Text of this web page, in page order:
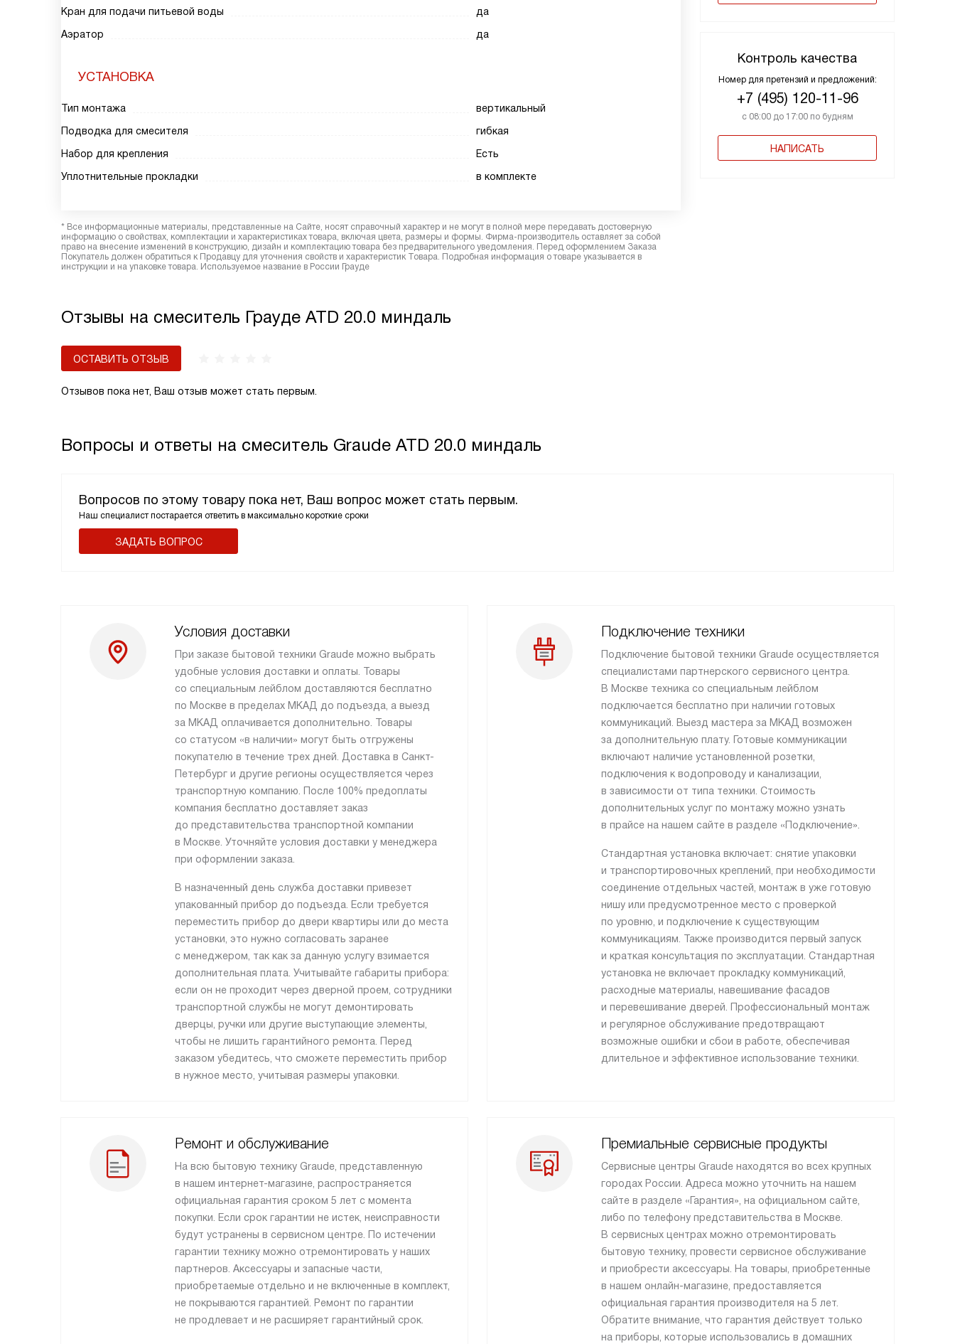
Контроль качества
Номер для претензий и предложений:
+7 (495) 120-11-96
с 08:00 до 17:00 по будням
НАПИСАТЬ
Кран для подачи питьевой воды
да
Аэратор
да
УСТАНОВКА
Тип монтажа
вертикальный
Подводка для смесителя
гибкая
Набор для крепления
Есть
Уплотнительные прокладки
в комплекте
* Все информационные материалы, представленные на Сайте, носят справочный характер и не могут в полной мере передавать достоверную
информацию о свойствах, комплектации и характеристиках товара, включая цвета, размеры и формы. Фирма-производитель оставляет за собой
право на внесение изменений в конструкцию, дизайн и комплектацию товара без предварительного уведомления. Перед оформлением Заказа
Покупатель должен обратиться к Продавцу для уточнения свойств и характеристик Товара. Подробная информация о товаре указывается в
инструкции и на упаковке товара. Используемое название в России Грауде
Отзывы на смеситель Грауде ATD 20.0 миндаль
ОСТАВИТЬ ОТЗЫВ
Отзывов пока нет, Ваш отзыв может стать первым.
Вопросы и ответы на смеситель Graude ATD 20.0 миндаль
Вопросов по этому товару пока нет, Ваш вопрос может стать первым.
Наш специалист постарается ответить в максимально короткие сроки
ЗАДАТЬ ВОПРОС
Условия доставки
При заказе бытовой техники Graude можно выбрать
удобные условия доставки и оплаты. Товары
со специальным лейблом доставляются бесплатно
по Москве в пределах МКАД до подъезда, а выезд
за МКАД оплачивается дополнительно. Товары
со статусом «в наличии» могут быть отгружены
покупателю в течение трех дней. Доставка в Санкт-
Петербург и другие регионы осуществляется через
транспортную компанию. После 100% предоплаты
компания бесплатно доставляет заказ
до представительства транспортной компании
в Москве. Уточняйте условия доставки у менеджера
при оформлении заказа.
В назначенный день служба доставки привезет
упакованный прибор до подъезда. Если требуется
переместить прибор до двери квартиры или до места
установки, это нужно согласовать заранее
с менеджером, так как за данную услугу взимается
дополнительная плата. Учитывайте габариты прибора:
если он не проходит через дверной проем, сотрудники
транспортной службы не могут демонтировать
дверцы, ручки или другие выступающие элементы,
чтобы не лишить гарантийного ремонта. Перед
заказом убедитесь, что сможете переместить прибор
в нужное место, учитывая размеры упаковки.
Подключение техники
Подключение бытовой техники Graude осуществляется
специалистами партнерского сервисного центра.
В Москве техника со специальным лейблом
подключается бесплатно при наличии готовых
коммуникаций. Выезд мастера за МКАД возможен
за дополнительную плату. Готовые коммуникации
включают наличие установленной розетки,
подключения к водопроводу и канализации,
в зависимости от типа техники. Стоимость
дополнительных услуг по монтажу можно узнать
в прайсе на нашем сайте в разделе «Подключение».
Стандартная установка включает: снятие упаковки
и транспортировочных креплений, при необходимости
соединение отдельных частей, монтаж в уже готовую
нишу или предусмотренное место с проверкой
по уровню, и подключение к существующим
коммуникациям. Также производится первый запуск
и краткая консультация по эксплуатации. Стандартная
установка не включает прокладку коммуникаций,
расходные материалы, навешивание фасадов
и перевешивание дверей. Профессиональный монтаж
и регулярное обслуживание предотвращают
возможные ошибки и сбои в работе, обеспечивая
длительное и эффективное использование техники.
Ремонт и обслуживание
На всю бытовую технику Graude, представленную
в нашем интернет-магазине, распространяется
официальная гарантия сроком 5 лет с момента
покупки. Если срок гарантии не истек, неисправности
будут устранены в сервисном центре. По истечении
гарантии технику можно отремонтировать у наших
партнеров. Аксессуары и запасные части,
приобретаемые отдельно и не включенные в комплект,
не покрываются гарантией. Ремонт по гарантии
не продлевает и не расширяет гарантийный срок.
Премиальные сервисные продукты
Сервисные центры Graude находятся во всех крупных
городах России. Адреса можно уточнить на нашем
сайте в разделе «Гарантия», на официальном сайте,
либо по телефону представительства в Москве.
В сервисных центрах можно отремонтировать
бытовую технику, провести сервисное обслуживание
и приобрести аксессуары. На товары, приобретенные
в нашем онлайн-магазине, предоставляется
официальная гарантия производителя на 5 лет.
Обратите внимание, что гарантия действует только
на приборы, которые использовались в домашних